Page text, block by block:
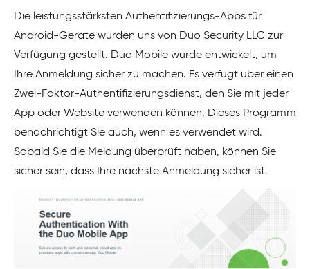
Die leistungsstärksten Authentifizierungs-Apps für
Android-Geräte wurden uns von Duo Security LLC zur
Verfügung gestellt. Duo Mobile wurde entwickelt, um
Ihre Anmeldung sicher zu machen. Es verfügt über einen
Zwei-Faktor-Authentifizierungsdienst, den Sie mit jeder
App oder Website verwenden können. Dieses Programm
benachrichtigt Sie auch, wenn es verwendet wird.
Sobald Sie die Meldung überprüft haben, können Sie
sicher sein, dass Ihre nächste Anmeldung sicher ist.